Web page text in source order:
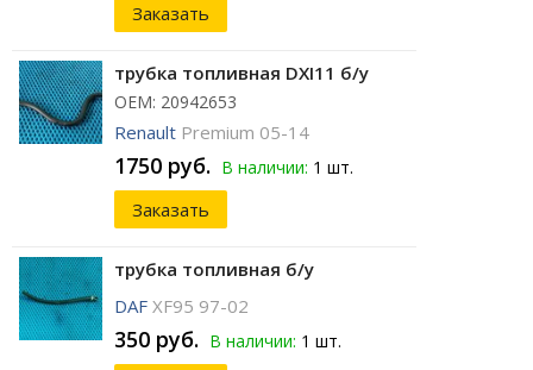
Заказать
трубка топливная DXI11 б/у
ОЕМ: 20942653
Renault Premium 05-14
1750 руб. В наличии: 1 шт.
Заказать
трубка топливная б/у
DAF XF95 97-02
350 руб. В наличии: 1 шт.